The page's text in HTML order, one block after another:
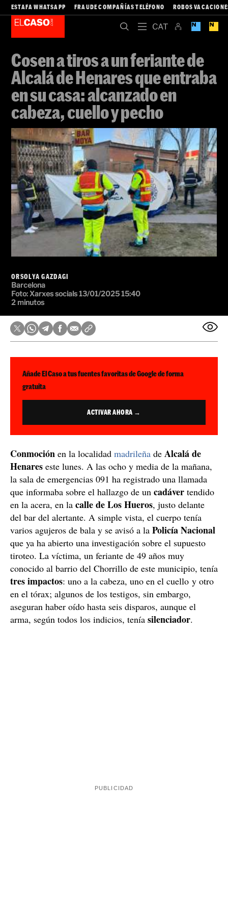
ESTAFA WHATSAPP FRAUDE COMPAÑÍAS TELÉFONO ROBOS
Cosen a tiros a un feriante de
Alcalá de Henares que entraba
en su casa: alcanzado en
cabeza, cuello y pecho
ORSOLYA GAZDAGI
Barcelona
Foto: Xarxes socials13/01/2025 15:40
2 minutos
Añade El Caso a tus fuentes favoritas de Google de forma
gratuita
ACTIVAR AHORA →
Conmoción en la localidad madrileña de Alcalá de
Henares este lunes. A las ocho y media de la mañana,
la sala de emergencias 091 ha registrado una llamada
que informaba sobre el hallazgo de un cadáver tendido
en la acera, en la calle de Los Hueros, justo delante
del bar del alertante. A simple vista, el cuerpo tenía
varios agujeros de bala y se avisó a la Policía Nacional
que ya ha abierto una investigación sobre el supuesto
tiroteo. La víctima, un feriante de 49 años muy
conocido al barrio del Chorrillo de este municipio, tenía
tres impactos: uno a la cabeza, uno en el cuello y otro
en el tórax; algunos de los testigos, sin embargo,
aseguran haber oído hasta seis disparos, aunque el
arma, según todos los indicios, tenía silenciador.